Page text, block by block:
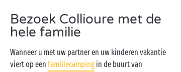
dorp, over de geplaveide straatjes tussen kleurrijke
huizen en kunstgaleries. Houd onderweg naar de
proeven, zoals de ansjovis. Las tot slot nog een
ontspannende pauze in de baai van Collioure in,
Bezoek Collioure met de
hele familie
Wanneer u met uw partner en uw kinderen vakantie
viert op een familiecamping in de buurt van